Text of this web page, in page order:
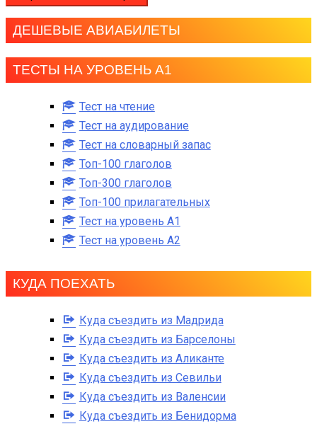
ДЕШЕВЫЕ АВИАБИЛЕТЫ
ТЕСТЫ НА УРОВЕНЬ А1
Тест на чтение
Тест на аудирование
Тест на словарный запас
Топ-100 глаголов
Топ-300 глаголов
Топ-100 прилагательных
Тест на уровень A1
Тест на уровень A2
КУДА ПОЕХАТЬ
Куда съездить из Мадрида
Куда съездить из Барселоны
Куда съездить из Аликанте
Куда съездить из Севильи
Куда съездить из Валенсии
Куда съездить из Бенидорма